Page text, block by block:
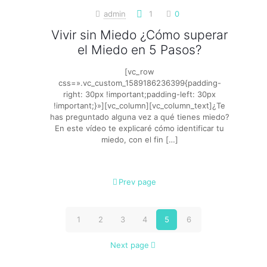
admin 1 0
Vivir sin Miedo ¿Cómo superar
el Miedo en 5 Pasos?
[vc_row
css=».vc_custom_1589186236399{padding-
right: 30px !important;padding-left: 30px
!important;}»][vc_column][vc_column_text]¿Te
has preguntado alguna vez a qué tienes miedo?
En este vídeo te explicaré cómo identificar tu
miedo, con el fin […]
Prev page
1 2 3 4 5 6
Next page